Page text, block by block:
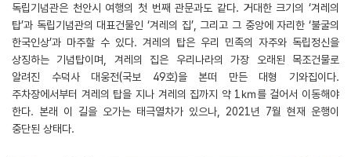
독립기념관은 천안시 여행의 첫 번째 관문과도 같다. 거대한 크기의 ‘겨레의
탑’과 독립기념관의 대표건물인 ‘겨레의 집’, 그리고 그 중앙에 자리한 ‘불굴의
한국인상’과 마주할 수 있다. 겨레의 탑은 우리 민족의 자주와 독립정신을
상징하는 기념탑이며, 겨레의 집은 우리나라의 가장 오래된 목조건물로
알려진 수덕사 대웅전(국보 49호)을 본떠 만든 대형 기와집이다.
주차장에서부터 겨레의 탑을 지나 겨레의 집까지 약 1㎞를 걸어서 이동해야
한다. 본래 이 길을 오가는 태극열차가 있으나, 2021년 7월 현재 운행이
중단된 상태다.